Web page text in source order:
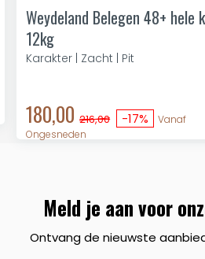
Weydeland Belegen 48+ hele
12kg
Karakter | Zacht | Pit
180,00 216,00 -17%
Vanaf
Ongesneden
Meld je aan voor
Ontvang de nieuwste